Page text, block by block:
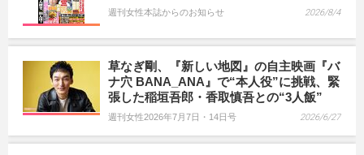
週刊女性本誌からのお知らせ 2026/8/4
草なぎ剛、『新しい地図』の自主映画『バ
ナ穴 BANA_ANA』で“本人役”に挑戦、緊
張した稲垣吾郎・香取慎吾との“3人飯”
週刊女性2026年7月7日・14日号 2026/6/27